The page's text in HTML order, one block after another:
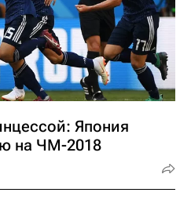
Япония
на ЧМ-2018